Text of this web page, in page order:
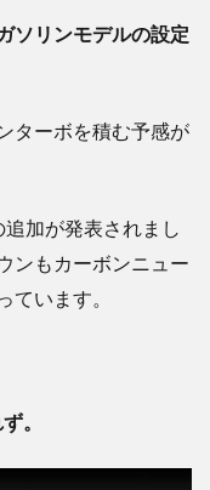
ソリンモデルの設定
ターボを積む予感が
加が発表されまし
ンもカーボンニュー
ています。
。